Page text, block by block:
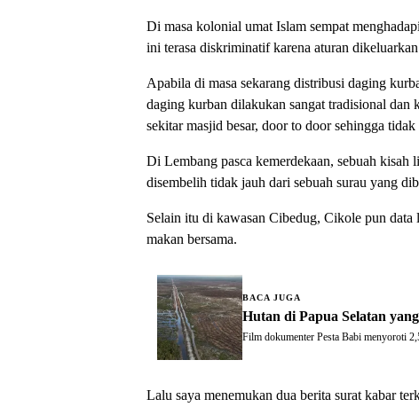
Di masa kolonial umat Islam sempat
ini terasa diskriminatif karena aturan
Apabila di masa sekarang distribusi daging
daging kurban dilakukan sangat tradisional dan
sekitar masjid besar, door to door sehingga
Di Lembang pasca kemerdekaan, sebuah
disembelih tidak jauh dari sebuah surau yang
Selain itu di kawasan Cibedug, Cikole pun
makan bersama.
BACA JUGA
Hutan di Papua Selatan
Film dokumenter Pesta Babi menyoroti
Lalu saya menemukan dua berita surat kabar